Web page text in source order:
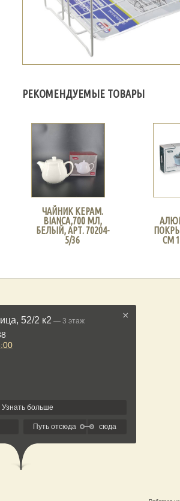
РЕКОМЕНДУЕМЫЕ ТОВАРЫ
ЧАЙНИК КЕРАМ.
BIANCA,700 МЛ,
БЕЛЫЙ, АРТ. 70204-
5/36
СМ